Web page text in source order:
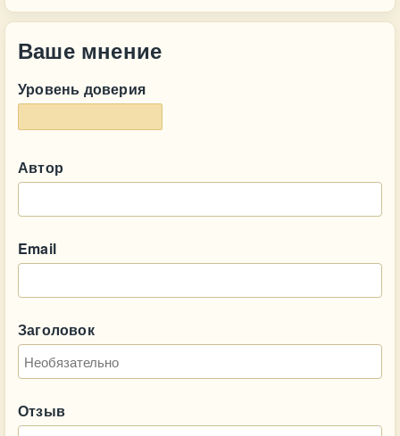
Ваше мнение
Уровень доверия
Автор
Email
Заголовок
Отзыв